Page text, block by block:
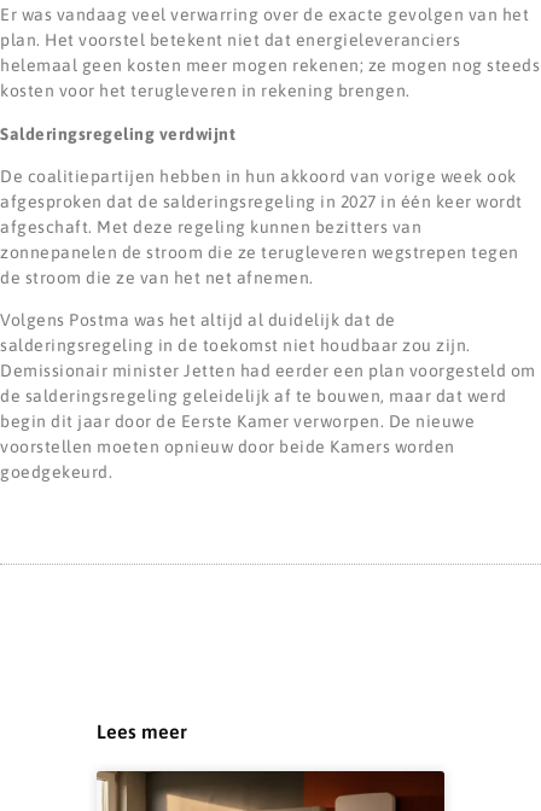
Er was vandaag veel verwarring over de exacte gevolgen van het
plan. Het voorstel betekent niet dat energieleveranciers
helemaal geen kosten meer mogen rekenen; ze mogen nog steeds
kosten voor het terugleveren in rekening brengen.
Salderingsregeling verdwijnt
De coalitiepartijen hebben in hun akkoord van vorige week ook
afgesproken dat de salderingsregeling in 2027 in één keer wordt
afgeschaft. Met deze regeling kunnen bezitters van
zonnepanelen de stroom die ze terugleveren wegstrepen tegen
de stroom die ze van het net afnemen.
Volgens Postma was het altijd al duidelijk dat de
salderingsregeling in de toekomst niet houdbaar zou zijn.
Demissionair minister Jetten had eerder een plan voorgesteld om
de salderingsregeling geleidelijk af te bouwen, maar dat werd
begin dit jaar door de Eerste Kamer verworpen. De nieuwe
voorstellen moeten opnieuw door beide Kamers worden
goedgekeurd.
Lees meer